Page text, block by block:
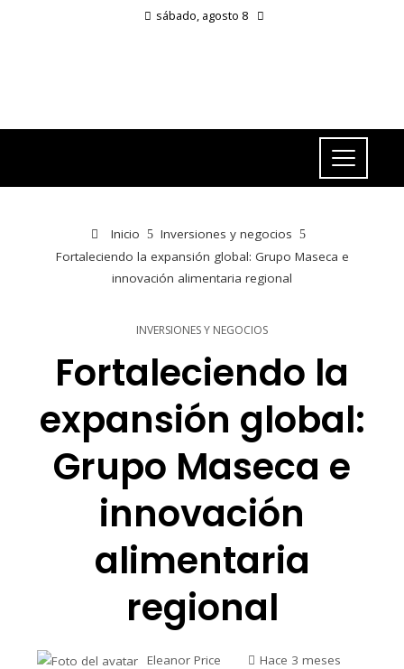
sábado, agosto 8
Inicio
Inversiones y negocios
Fortaleciendo la expansión global: Grupo Maseca e
innovación alimentaria regional
INVERSIONES Y NEGOCIOS
Fortaleciendo la
expansión global:
Grupo Maseca e
innovación
alimentaria
regional
Eleanor Price
Hace 3 meses